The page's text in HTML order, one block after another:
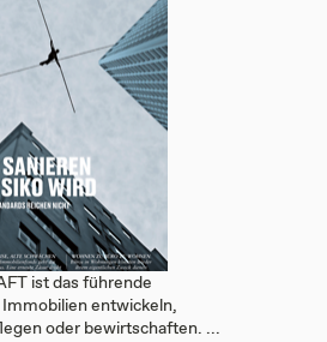
ist das führende
entwickeln,
oder bewirtschaften. ...